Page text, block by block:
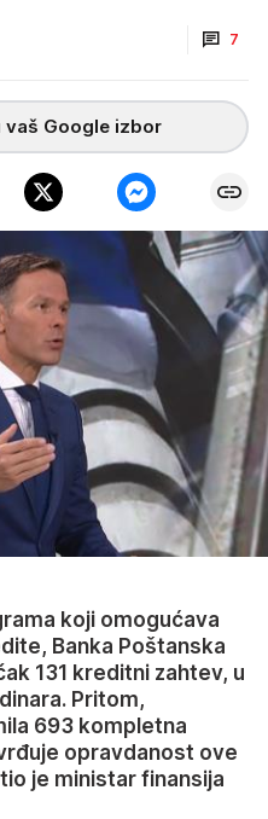
7
vaš Google izbor
koji omogućava
Banka Poštanska
131 kreditni zahtev, u
Pritom,
693 kompletna
opravdanost ove
je ministar finansija